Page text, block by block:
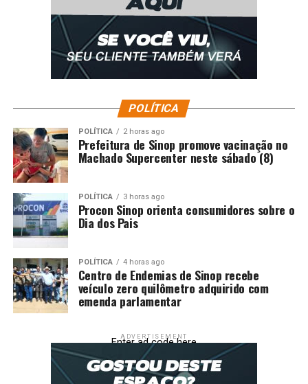
POLÍTICA
POLÍTICA 2 horas ago
Prefeitura de Sinop promove vacinação no
Machado Supercenter neste sábado (8)
POLÍTICA 3 horas ago
Procon Sinop orienta consumidores sobre o
Dia dos Pais
POLÍTICA 4 horas ago
Centro de Endemias de Sinop recebe
veículo zero quilômetro adquirido com
emenda parlamentar
ADVERTISEMENT
Enter ad code here